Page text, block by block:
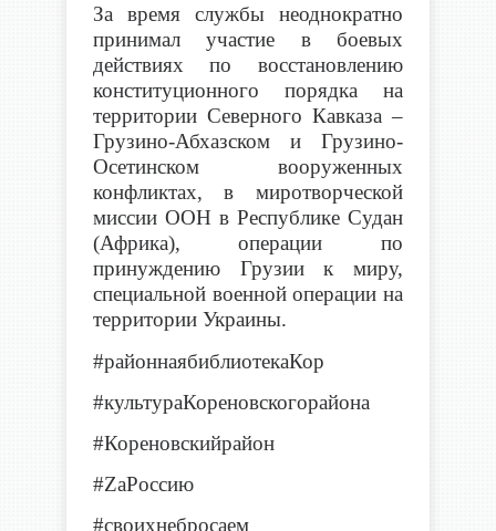
За время службы неоднократно
принимал участие в боевых
действиях по восстановлению
конституционного порядка на
территории Северного Кавказа –
Грузино-Абхазском и Грузино-
Осетинском вооруженных
конфликтах, в миротворческой
миссии ООН в Республике Судан
(Африка), операции по
принуждению Грузии к миру,
специальной военной операции на
территории Украины.
#районнаябиблиотекаКор
#культураКореновскогорайона
#Кореновскийрайон
#ZаРоссию
#своихнебросаем